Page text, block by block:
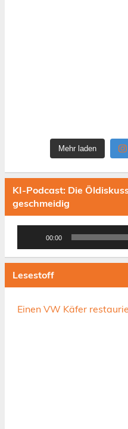
Mehr laden
KI-Podcast: Die
geschmeidig
00:00
Lesestoff
Einen VW Käfer